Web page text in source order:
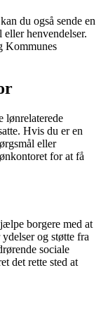
du også sende en
henvendelser.
Kommunes
lønrelaterede
Hvis du er en
eller
for at få
borgere med at
og støtte fra
sociale
det rette sted at